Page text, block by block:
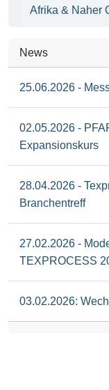
Afrika & Naher
News
25.06.2026 -
02.05.2026 -
Expansionskurs
28.04.2026 -
Branchentreff
27.02.2026 -
TEXPROCESS
03.02.2026: